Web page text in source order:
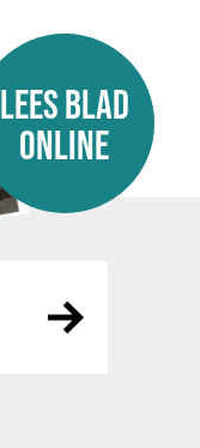
LEES BLAD
ONLINE